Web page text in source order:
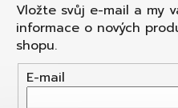
Vložte svůj e-mail a my
informace o nových
shopu.
E-mail